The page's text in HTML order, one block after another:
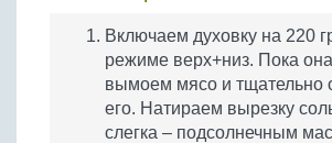
Включаем духовку на 220
режиме верх+низ. Пока она
вымоем мясо и тщательно
его. Натираем вырезку
слегка – подсолнечным